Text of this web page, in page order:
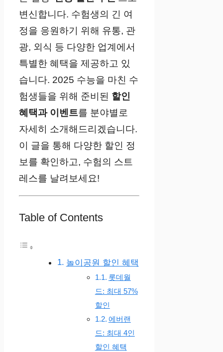
변신합니다. 수험생의 긴 여
정을 응원하기 위해 유통, 관
광, 외식 등 다양한 업계에서
특별한 혜택을 제공하고 있
습니다. 2025 수능을 마친 수
험생들을 위해 준비된 할인
혜택과 이벤트를 분야별로
자세히 소개해드리겠습니다.
이 글을 통해 다양한 할인 정
보를 확인하고, 수험의 스트
레스를 날려보세요!
Table of Contents
놀이공원 할인 혜택
롯데월
드: 최대 57%
할인
에버랜
드: 최대 4인
할인 혜택